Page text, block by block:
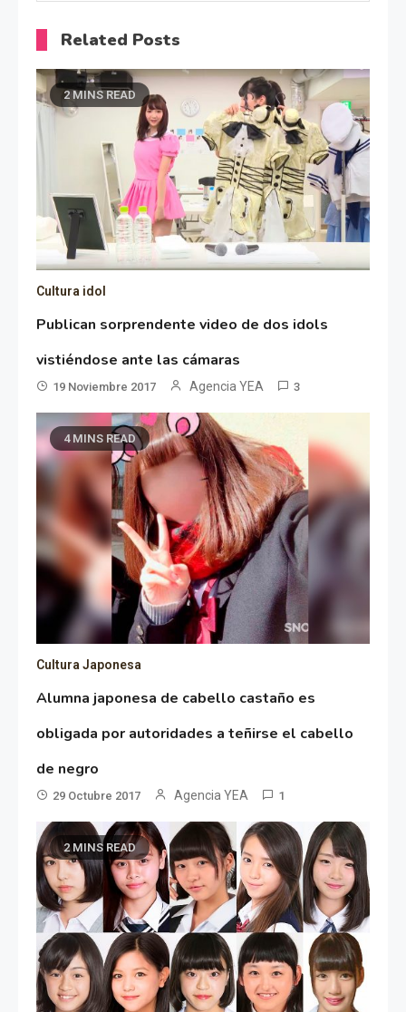
Related Posts
2 MINS READ
Cultura idol
Publican sorprendente video de dos idols
vistiéndose ante las cámaras
19 Noviembre 2017 Agencia YEA 3
4 MINS READ
Cultura Japonesa
Alumna japonesa de cabello castaño es
obligada por autoridades a teñirse el cabello
de negro
29 Octubre 2017 Agencia YEA 1
2 MINS READ